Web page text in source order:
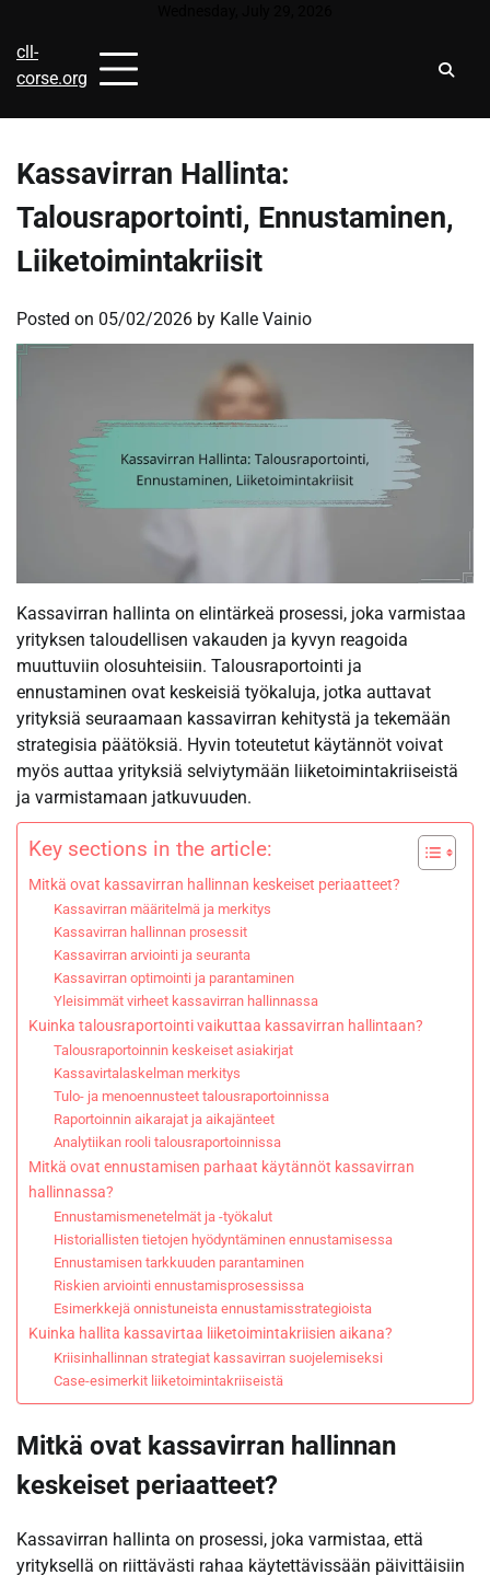
content
cll-
corse.org
Kassavirran Hallinta:
Talousraportointi, Ennustaminen,
Liiketoimintakriisit
Posted on 05/02/2026 by Kalle Vainio
Kassavirran hallinta on elintärkeä prosessi, joka varmistaa
yrityksen taloudellisen vakauden ja kyvyn reagoida
muuttuviin olosuhteisiin. Talousraportointi ja
ennustaminen ovat keskeisiä työkaluja, jotka auttavat
yrityksiä seuraamaan kassavirran kehitystä ja tekemään
strategisia päätöksiä. Hyvin toteutetut käytännöt voivat
myös auttaa yrityksiä selviytymään liiketoimintakriiseistä
ja varmistamaan jatkuvuuden.
Key sections in the article:
Mitkä ovat kassavirran hallinnan keskeiset periaatteet?
Kassavirran määritelmä ja merkitys
Kassavirran hallinnan prosessit
Kassavirran arviointi ja seuranta
Kassavirran optimointi ja parantaminen
Yleisimmät virheet kassavirran hallinnassa
Kuinka talousraportointi vaikuttaa kassavirran hallintaan?
Talousraportoinnin keskeiset asiakirjat
Kassavirtalaskelman merkitys
Tulo- ja menoennusteet talousraportoinnissa
Raportoinnin aikarajat ja aikajänteet
Analytiikan rooli talousraportoinnissa
Mitkä ovat ennustamisen parhaat käytännöt kassavirran
hallinnassa?
Ennustamismenetelmät ja -työkalut
Historiallisten tietojen hyödyntäminen ennustamisessa
Ennustamisen tarkkuuden parantaminen
Riskien arviointi ennustamisprosessissa
Esimerkkejä onnistuneista ennustamisstrategioista
Kuinka hallita kassavirtaa liiketoimintakriisien aikana?
Kriisinhallinnan strategiat kassavirran suojelemiseksi
Case-esimerkit liiketoimintakriiseistä
Mitkä ovat kassavirran hallinnan
keskeiset periaatteet?
Kassavirran hallinta on prosessi, joka varmistaa, että
yrityksellä on riittävästi rahaa käytettävissään päivittäisiin